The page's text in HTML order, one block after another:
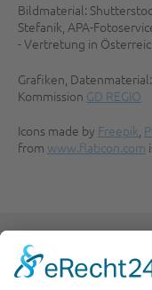
Bildmaterial:
Stefanik, APA-
- Vertretung in
Grafiken,
Kommission GD REGIO
Icons made by Freepik
from www.flaticon.com
War der